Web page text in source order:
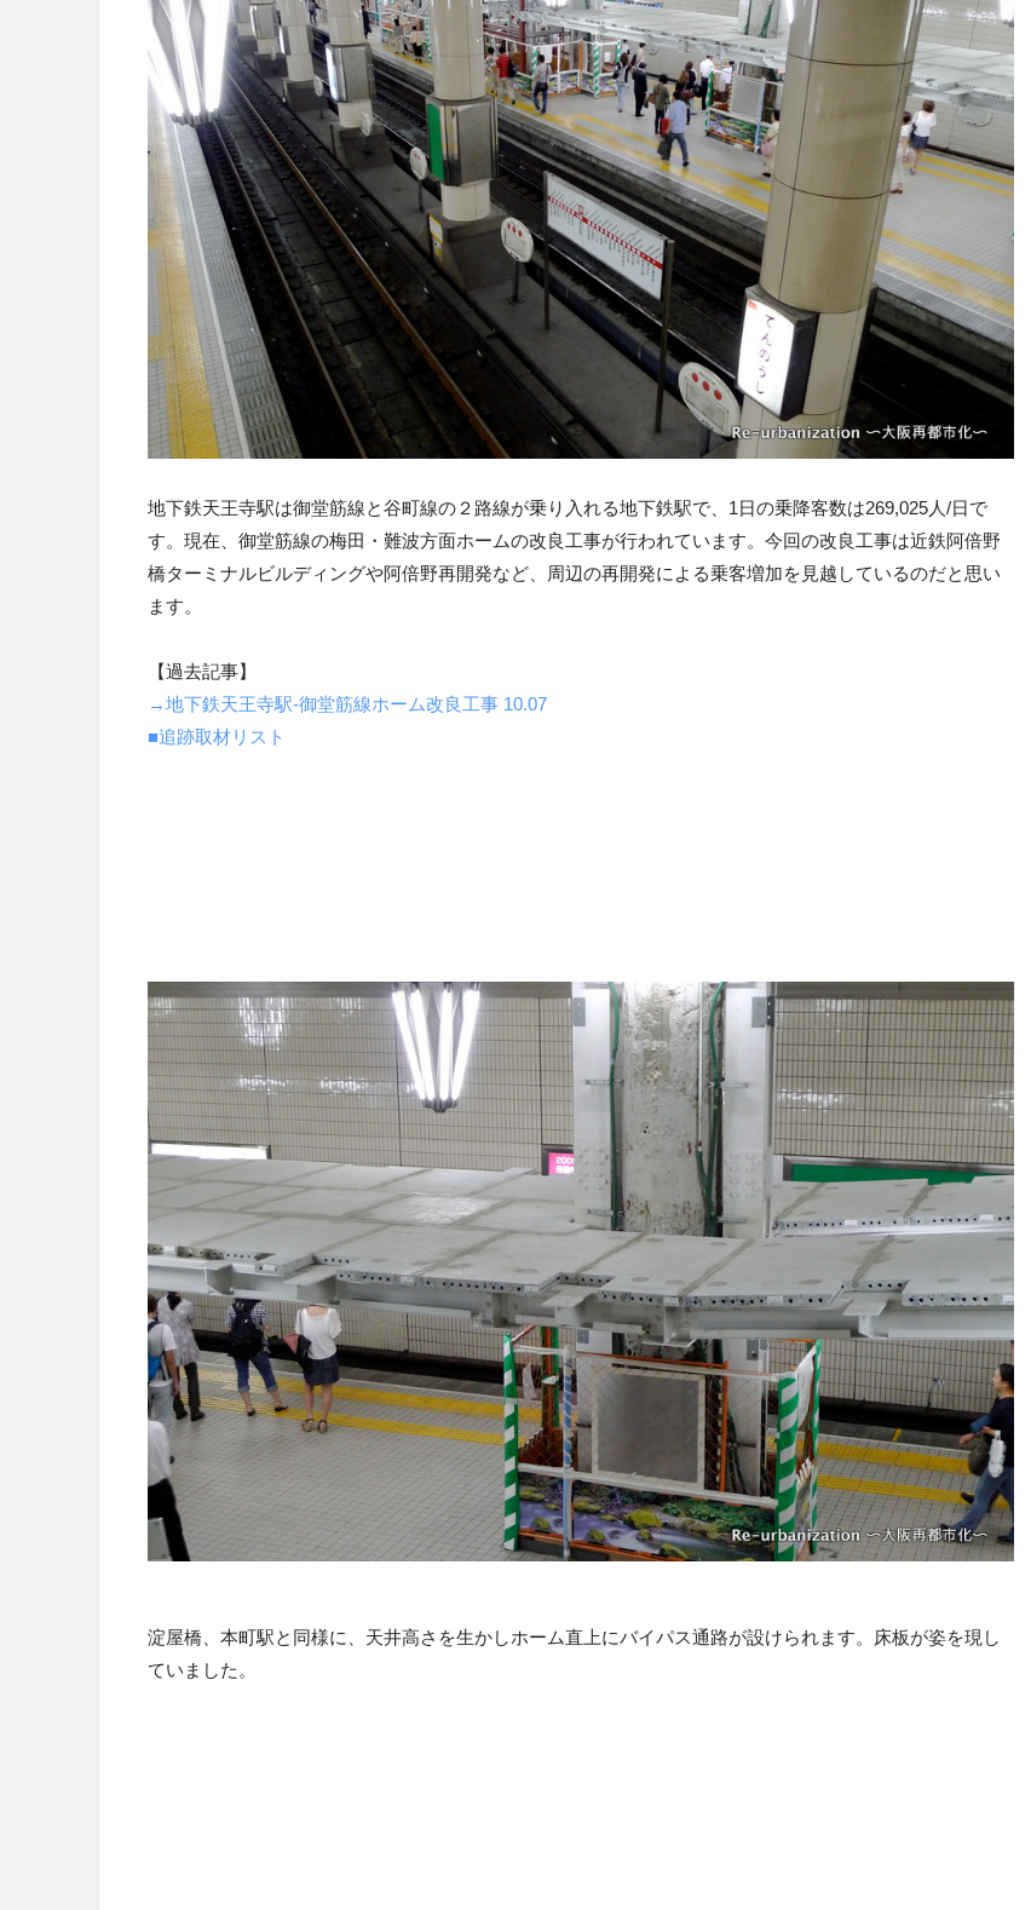
地下鉄天王寺駅は御堂筋線と谷町線の２路線が乗り入れる地下鉄駅で、1日の乗降客数は269,025人/日で
す。現在、御堂筋線の梅田・難波方面ホームの改良工事が行われています。今回の改良工事は近鉄阿倍野
橋ターミナルビルディングや阿倍野再開発など、周辺の再開発による乗客増加を見越しているのだと思い
ます。
【過去記事】
→地下鉄天王寺駅-御堂筋線ホーム改良工事 10.07
■追跡取材リスト
淀屋橋、本町駅と同様に、天井高さを生かしホーム直上にバイパス通路が設けられます。床板が姿を現し
ていました。